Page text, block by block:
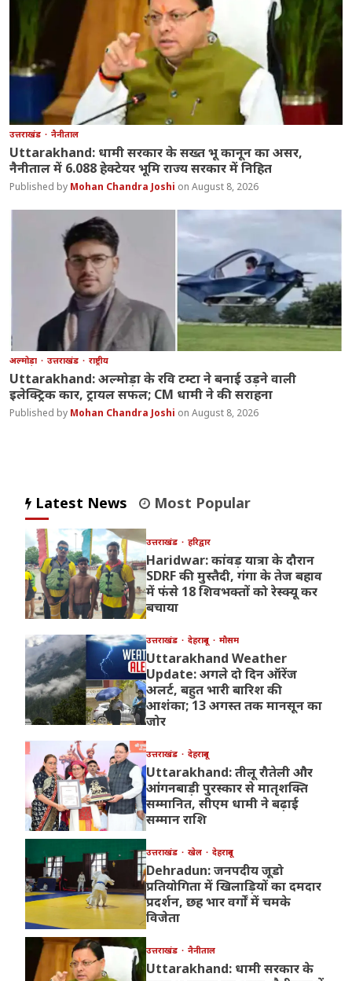
उत्तराखंड नैनीताल
Uttarakhand: धामी सरकार के सख्त भू कानून का असर,
नैनीताल में 6.088 हेक्टेयर भूमि राज्य सरकार में निहित
Mohan Chandra Joshi August 8, 2026
अल्मोड़ा उत्तराखंड राष्ट्रीय
Uttarakhand: अल्मोड़ा के रवि टम्टा ने बनाई उड़ने वाली
इलेक्ट्रिक कार, ट्रायल सफल; CM धामी ने की सराहना
Mohan Chandra Joshi August 8, 2026
Latest News Most Popular
उत्तराखंड हरिद्वार
Haridwar: कांवड़ यात्रा के दौरान
SDRF की मुस्तैदी, गंगा के तेज बहाव
में फंसे 18 शिवभक्तों को रेस्क्यू कर
बचाया
उत्तराखंड देहरादून मौसम
Uttarakhand Weather
Update: अगले दो दिन ऑरेंज
अलर्ट, बहुत भारी बारिश की
आशंका; 13 अगस्त तक मानसून का
जोर
उत्तराखंड देहरादून
Uttarakhand: तीलू रौतेली और
आंगनबाड़ी पुरस्कार से मातृशक्ति
सम्मानित, सीएम धामी ने बढ़ाई
सम्मान राशि
उत्तराखंड खेल देहरादून
Dehradun: जनपदीय जूडो
प्रतियोगिता में खिलाड़ियों का दमदार
प्रदर्शन, छह भार वर्गों में चमके
विजेता
उत्तराखंड नैनीताल
Uttarakhand: धामी सरकार के